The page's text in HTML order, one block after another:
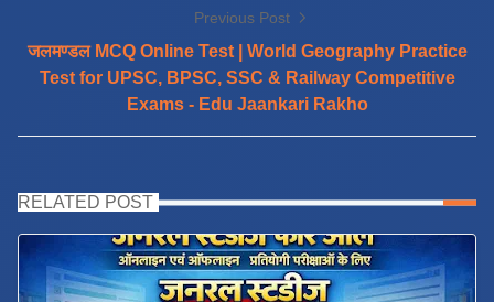
Previous Post
जलमण्डल MCQ Online Test | World Geography Practice
Test for UPSC, BPSC, SSC & Railway Competitive
Exams - Edu Jaankari Rakho
RELATED POST